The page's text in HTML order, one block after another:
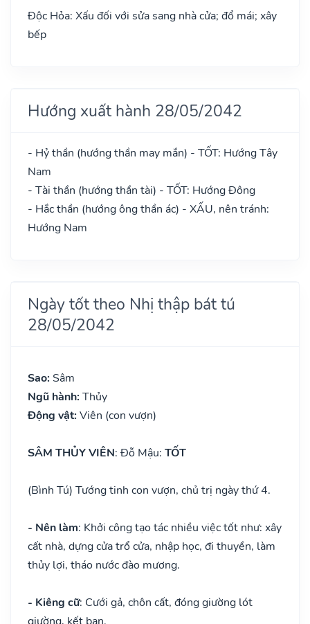
Độc Hỏa: Xấu đối với sửa sang nhà cửa; đổ mái; xây
bếp
Hướng xuất hành 28/05/2042
- Hỷ thần (hướng thần may mắn) - TỐT: Hướng Tây
Nam
- Tài thần (hướng thần tài) - TỐT: Hướng Đông
- Hắc thần (hướng ông thần ác) - XẤU, nên tránh:
Hướng Nam
Ngày tốt theo Nhị thập bát tú
28/05/2042
Sao: Sâm
Ngũ hành: Thủy
Động vật: Viên (con vượn)
SÂM THỦY VIÊN: Đỗ Mậu: TỐT
(Bình Tú) Tướng tinh con vượn, chủ trị ngày thứ 4.
- Nên làm: Khởi công tạo tác nhiều việc tốt như: xây
cất nhà, dựng cửa trổ cửa, nhập học, đi thuyền, làm
thủy lợi, tháo nước đào mương.
- Kiêng cữ: Cưới gả, chôn cất, đóng giường lót